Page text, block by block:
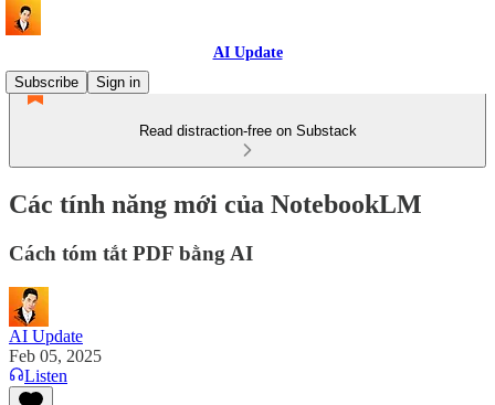
AI Update
Subscribe
Sign in
Read distraction-free on Substack
Các tính năng mới của NotebookLM
Cách tóm tắt PDF bằng AI
AI Update
Feb 05, 2025
Listen